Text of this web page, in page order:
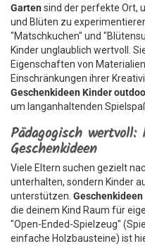
Garten sind der perfekte Ort,
und Blüten zu
"Matschkuchen" und
Kinder unglaublich wertvoll.
Eigenschaften von
Einschränkungen ihrer
Geschenkideen Kinder
um langanhaltenden
Pädagogisch
Geschenkideen
Viele Eltern suchen gezielt
unterhalten, sondern Kinder
unterstützen.
die deinem Kind Raum für
"Open-Ended-Spielzeug"
einfache Holzbausteine) ist